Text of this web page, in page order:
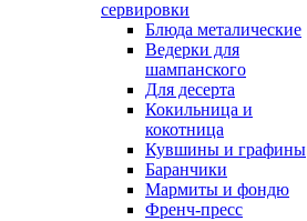
сервировки
Блюда металические
Ведерки для
шампанского
Для десерта
Кокильница и
кокотница
Кувшины и графины
Баранчики
Мармиты и фондю
Френч-пресс